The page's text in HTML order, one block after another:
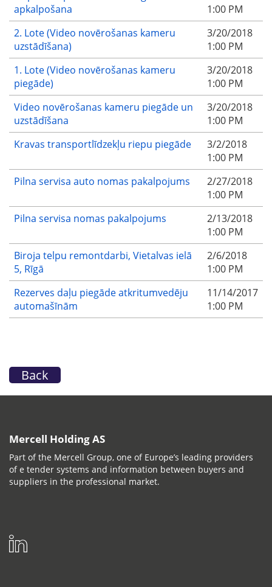
apkalpošana
1:00 PM
2. Lote (Video novērošanas kameru
uzstādīšana)
3/20/2018
1:00 PM
1. Lote (Video novērošanas kameru
piegāde)
3/20/2018
1:00 PM
Video novērošanas kameru piegāde un
uzstādīšana
3/20/2018
1:00 PM
Kravas transportlīdzekļu riepu piegāde
3/2/2018
1:00 PM
Pilna servisa auto nomas pakalpojums
2/27/2018
1:00 PM
Pilna servisa nomas pakalpojums
2/13/2018
1:00 PM
Biroja telpu remontdarbi, Vietalvas ielā
5, Rīgā
2/6/2018
1:00 PM
Rezerves daļu piegāde atkritumvedēju
automašīnām
11/14/2017
1:00 PM
Back
Mercell Holding AS
Part of the Mercell Group, one of Europe’s leading providers
of e tender systems and information between buyers and
suppliers in the professional market.